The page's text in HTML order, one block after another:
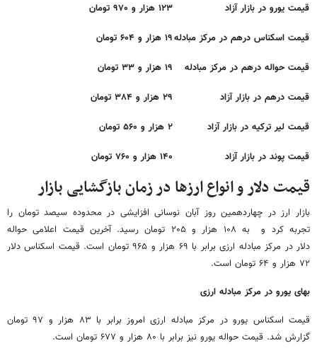
قیمت یورو در بازار آزاد ۱۲۳ هزار و ۹۷۰ تومان
قیمت اسکناس درهم در مرکز مبادله۱۹ هزار و ۶۰۴ تومان
قیمت حواله درهم در مرکز مبادله ۱۹ هزار و ۳۳ تومان
قیمت درهم در بازار آزاد ۲۹ هزار و ۳۸۴ تومان
قیمت لیر ترکیه در بازار آزاد ۲ هزار و ۵۶۰ تومان
قیمت پوند در بازار آزاد ۱۴۰ هزار و ۷۶۰ تومان
قیمت دلار و انواع ارزها در زمان بازگشایی بازار
بازار ارز در چهاردهمین روز آبان نوسانی افزایشی در محدوده سیصد تومان را
تجربه کرد و به ۱۰۸ هزار و ۲۰۵ تومان رسید. آخرین قیمت اعلامی حواله
دلار در مرکز مبادله ارزی برابر با ۶۹ هزار و ۹۶۵ تومان است. قیمت اسکناس دلار
۷۲ هزار و ۶۴ تومان است.
بهای یورو در مرکز مبادله ارزی
قیمت اسکناس یورو در مرکز مبادله ارزی امروز برابر با ۸۳ هزار و ۹۷ تومان
گزارش شد. قیمت حواله یورو نیز برابر با ۸۰ هزار و ۶۷۷ تومان است.